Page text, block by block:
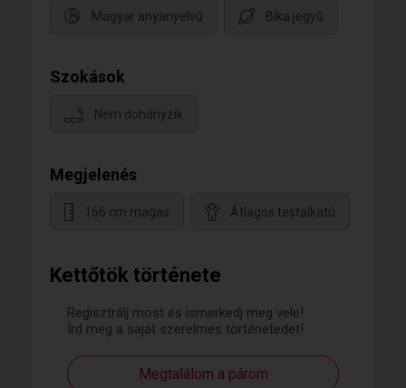
Kettőtök története
Regisztrálj most és ismerkedj meg vele!
Írd meg a saját szerelmes történetedet!
Megtalálom a párom
Magyar anyanyelvű Bika jegyű
Szokások
Nem dohányzik
Megjelenés
166 cm magas Átlagos testalkatú